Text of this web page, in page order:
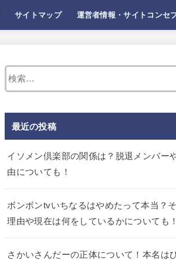
サイトマップ 運営者情報・サイトコンセ
最近の投稿
イソメン倶楽部の関係は？脱退メンバー
由についても！
ボンボンtvいちなるはやめたって本当？
理由や現在は何をしているかについても！
さかいさんだーの正体について！本名は